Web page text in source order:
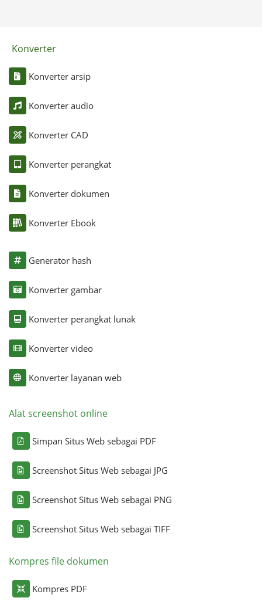
Konverter
Konverter arsip
Konverter audio
Konverter CAD
Konverter perangkat
Konverter dokumen
Konverter Ebook
Generator hash
Konverter gambar
Konverter perangkat lunak
Konverter video
Konverter layanan web
Alat screenshot online
Simpan Situs Web sebagai PDF
Screenshot Situs Web sebagai JPG
Screenshot Situs Web sebagai PNG
Screenshot Situs Web sebagai TIFF
Kompres file dokumen
Kompres PDF